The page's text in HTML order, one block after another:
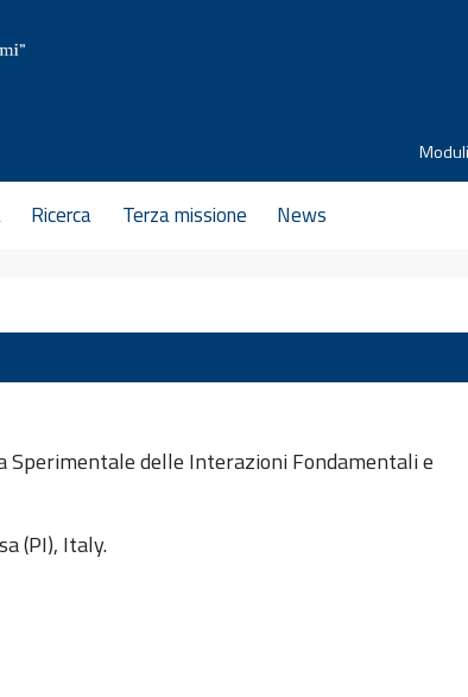
Ricerca Terza missione News
Sperimentale delle Interazioni Fondamentali e
(PI), Italy.